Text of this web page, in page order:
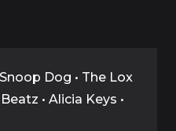
Dog • The Lox
• Alicia Keys •